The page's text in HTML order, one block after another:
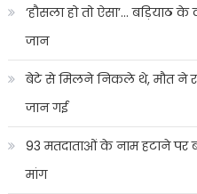
‘हौसला हो तो ऐसा’… बड़ियाठ
जान
बेटे से मिलने निकले थे, मौत ने
जान गई
93 मतदाताओं के नाम हटाने पर
मांग